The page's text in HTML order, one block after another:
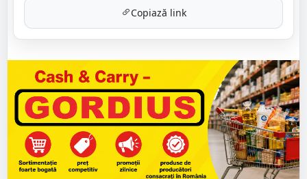
Copiază link